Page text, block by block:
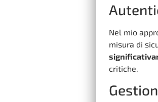
Nel mio
misura di
critiche.